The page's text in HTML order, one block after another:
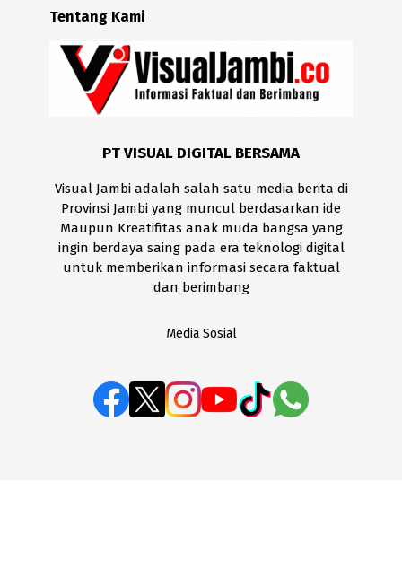
Tentang Kami
PT VISUAL DIGITAL BERSAMA
Visual Jambi adalah salah satu media berita di
Provinsi Jambi yang muncul berdasarkan ide
Maupun Kreatifitas anak muda bangsa yang
ingin berdaya saing pada era teknologi digital
untuk memberikan informasi secara faktual
dan berimbang
Media Sosial